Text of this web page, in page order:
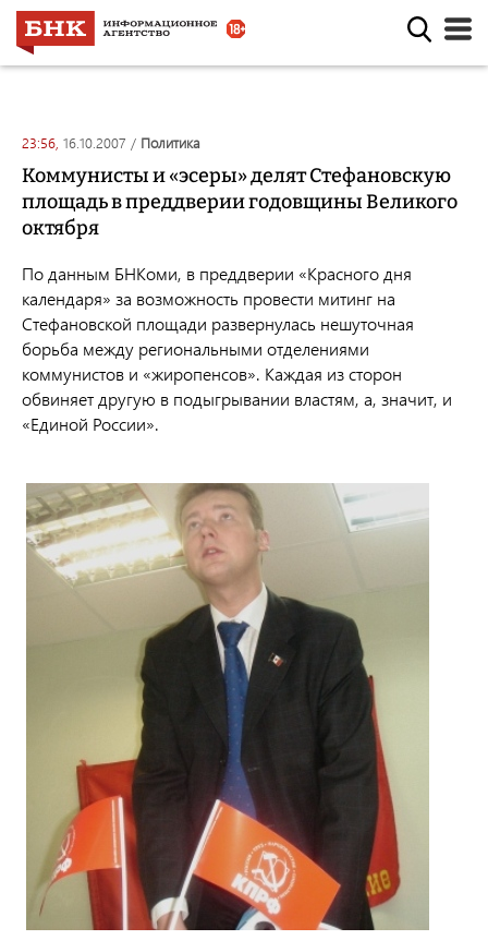
23:56, 16.10.2007 / политика
Коммунисты и «эсеры» делят Стефановскую
площадь в преддверии годовщины Великого
октября
По данным БНКоми, в преддверии «Красного дня
календаря» за возможность провести митинг на
Стефановской площади развернулась нешуточная
борьба между региональными отделениями
коммунистов и «жиропенсов». Каждая из сторон
обвиняет другую в подыгрывании властям, а, значит, и
«Единой России».